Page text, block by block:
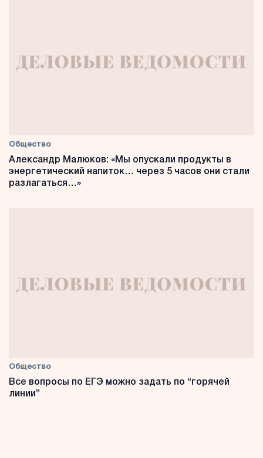
Общество
Александр Малюков: «Мы опускали продукты в
энергетический напиток… через 5 часов они стали
разлагаться…»
Общество
Все вопросы по ЕГЭ можно задать по “горячей
линии”